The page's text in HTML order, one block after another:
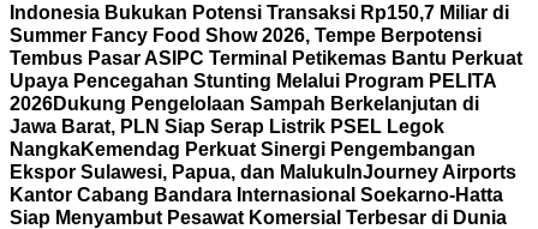
Indonesia Bukukan Potensi Transaksi Rp150,7 Miliar di
Summer Fancy Food Show 2026, Tempe Berpotensi
Tembus Pasar AS IPC Terminal Petikemas Bantu Perkuat
Upaya Pencegahan Stunting Melalui Program PELITA
2026Dukung Pengelolaan Sampah Berkelanjutan di
Jawa Barat, PLN Siap Serap Listrik PSEL Legok
NangkaKemendag Perkuat Sinergi Pengembangan
Ekspor Sulawesi, Papua, dan Maluku InJourney Airports
Kantor Cabang Bandara Internasional Soekarno-Hatta
Siap Menyambut Pesawat Komersial Terbesar di Dunia